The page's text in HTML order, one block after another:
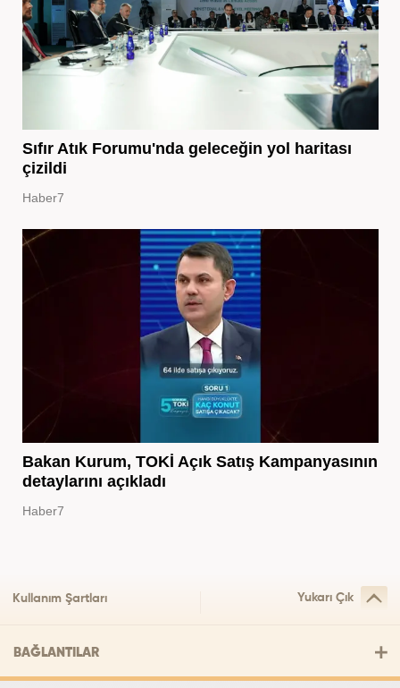
Sıfır Atık Forumu'nda geleceğin yol haritası
çizildi
Haber7
Bakan Kurum, TOKİ Açık Satış Kampanyasının
detaylarını açıkladı
Haber7
Kullanım Şartları Yukarı Çık
BAĞLANTILAR